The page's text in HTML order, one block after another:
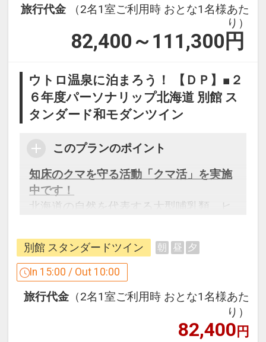
設定期間：2026年8月1日～2027年1月
インターネットコース番号：DP-2-
旅行代金
（2名1室ご利用時 おとな1名様あた
り）
82,400～111,300 円
ウトロ温泉に泊まろう！ 【ＤＰ】■２
６年度パーソナリップ北海道 別館 ス
タンダード和モダンツイン
このプランのポイント
知床のクマを守る活動「クマ活」を実施
中です！
北海道の自然を代表する大型哺乳類、ヒ
知床のヒグマ問題は深刻化しています。
ヒグマの人慣れやヒグマ渋滞(ベアジャ
ム)の発生、市街地への侵入などなどこの
草刈り、ごみ拾い、啓発活動の3つのア
別館 スタンダードツイン 朝 昼 夕
In 15:00 / Out 10:00
旅行代金 （2名1室ご利用時 おとな1名様あた
り）
82,400円